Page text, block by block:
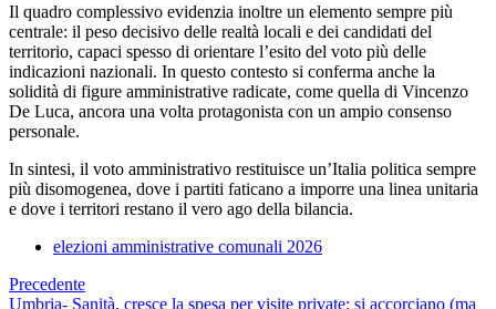
Il quadro complessivo evidenzia inoltre un elemento sempre più
centrale: il peso decisivo delle realtà locali e dei candidati del
territorio, capaci spesso di orientare l’esito del voto più delle
indicazioni nazionali. In questo contesto si conferma anche la
solidità di figure amministrative radicate, come quella di Vincenzo
De Luca, ancora una volta protagonista con un ampio consenso
personale.
In sintesi, il voto amministrativo restituisce un’Italia politica sempre
più disomogenea, dove i partiti faticano a imporre una linea unitaria
e dove i territori restano il vero ago della bilancia.
elezioni amministrative comunali 2026
Precedente
Umbria- Sanità, cresce la spesa per visite private: si accorciano (ma